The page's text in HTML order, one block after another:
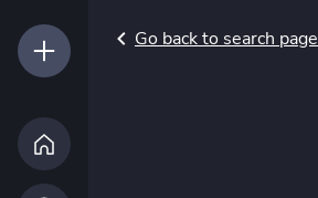
Go back to search page